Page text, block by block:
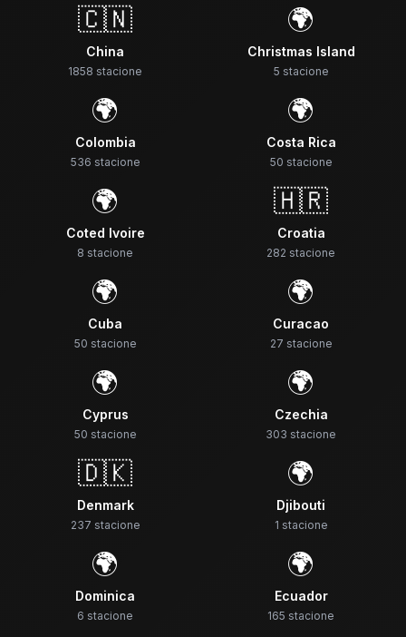
🇨🇳
China
1858 stacione
🌍
Christmas Island
5 stacione
🌍
Colombia
536 stacione
🌍
Costa Rica
50 stacione
🌍
Coted Ivoire
8 stacione
🇭🇷
Croatia
282 stacione
🌍
Cuba
50 stacione
🌍
Curacao
27 stacione
🌍
Cyprus
50 stacione
🌍
Czechia
303 stacione
🇩🇰
Denmark
237 stacione
🌍
Djibouti
1 stacione
🌍
Dominica
6 stacione
🌍
Ecuador
165 stacione